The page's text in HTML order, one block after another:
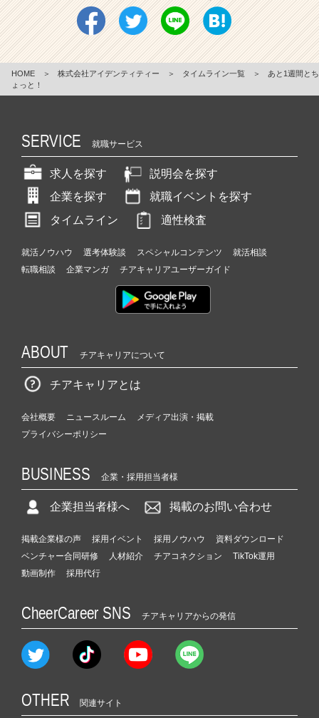
HOME ＞ 株式会社アイデンティティー ＞ タイムライン一覧 ＞
あと1週間とち
ょっと！
SERVICE 就職サービス
求人を探す
説明会を探す
企業を探す
就職イベントを探す
タイムライン
適性検査
就活ノウハウ 選考体験談 スペシャルコンテンツ
就活相談
転職相談
企業マンガ チアキャリアユーザーガイド
ABOUT チアキャリアについて
チアキャリアとは
会社概要 ニュースルーム
メディア出演・掲載
プライバシーポリシー
BUSINESS 企業・採用担当者様
企業担当者様へ 掲載のお問い合わせ
掲載企業様の声 採用イベント 採用ノウハウ
資料ダウンロード
ベンチャー合同研修
人材紹介 チアコネクション
TikTok運用
動画制作
採用代行
CheerCareer SNS チアキャリアからの発信
OTHER 関連サイト